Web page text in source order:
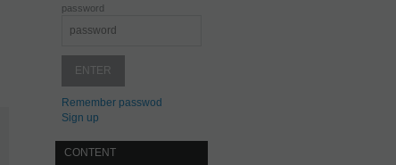
password
Remember passwod
Sign up
CONTENT